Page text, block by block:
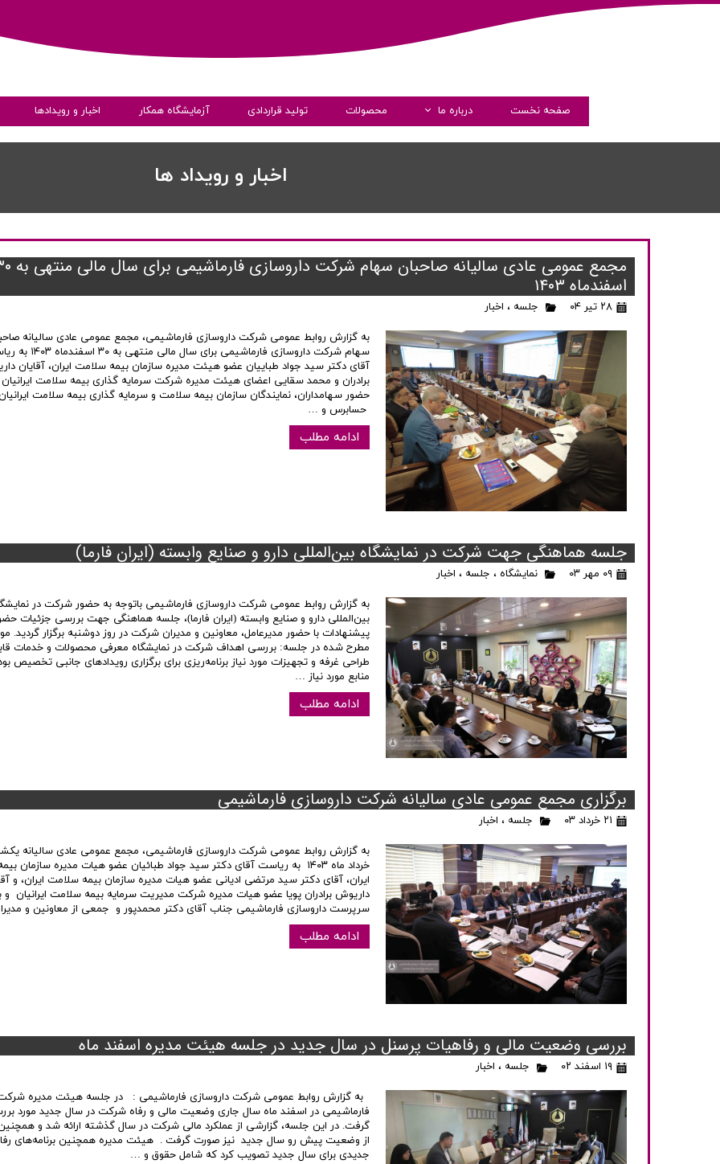
صفحه نخست درباره ما
گواهی نامه ها
شرکت های همکار
محصولات تولید قراردادی آزمایشگاه همکار اخبار و رویدادها
اخبار و رویداد ها
مجمع عمومی عادی سالیانه صاحبان
اسفندماه ۱۴۰۳
۲۸ تیر ۰۴ جلسه ، اخبار
به گزارش روابط عمومی شرکت داروسازی فارماشیمی، مجمع عمومی عادی سالیانه
سهام شرکت داروسازی فارماشیمی برای سال مالی
آقای دکتر سید جواد طباییان عضو هیئت مدیره سازمان بیمه سلامت ایران، آقایان
برادران و محمد سقایی اعضای هیئت مدیره شرکت سرمایه گذاری بیمه سلامت ایرانیان
حضور سهامداران، نمایندگان سازمان بیمه سلامت و سرمایه گذاری بیمه سلامت
حسابرس و …
ادامه مطلب
جلسه هماهنگی جهت شرکت در نمایشگاه بین‌المللی دارو و صنایع وابسته (ایران فارما)
۰۹ مهر ۰۳ نمایشگاه ، جلسه ، اخبار
به گزارش روابط عمومی شرکت داروسازی فارماشیمی باتوجه به حضور شرکت در
بین‌المللی دارو و صنایع وابسته (ایران فارما)، جلسه هماهنگی جهت بررسی جزئیات
پیشنهادات با حضور مدیرعامل، معاونین و مدیران شرکت در روز دوشنبه برگزار گردید.
مطرح شده در جلسه: بررسی اهداف شرکت در نمایشگاه معرفی محصولات و خدمات قابل
طراحی غرفه و تجهیزات مورد نیاز برنامه‌ریزی برای برگزاری رویدادهای جانبی تخصیص
منابع مورد نیاز …
ادامه مطلب
برگزاری مجمع عمومی عادی سالیانه شرکت داروسازی فارماشیمی
۲۱ خرداد ۰۳ جلسه ، اخبار
خرداد ماه ۱۴۰۳ به ریاست آقای دکتر سید جواد طبائیان عضو هیات مدیره سازمان
ایران، آقای دکتر سید مرتضی ادیانی عضو هیات مدیره سازمان بیمه سلامت ایران، و
داریوش برادران پویا عضو هیات مدیره شرکت مدیریت سرمایه بیمه سلامت ایرانیان و
سرپرست داروسازی فارماشیمی جناب آقای دکتر محمدپور و جمعی از معاونین و
ادامه مطلب
بررسی وضعیت مالی و رفاهیات پرسنل در سال جدید در جلسه هیئت مدیره اسفند ماه
۱۹ اسفند ۰۲ جلسه ، اخبار
به گزارش روابط عمومی شرکت داروسازی فارماشیمی : در جلسه هیئت مدیره
فارماشیمی در اسفند ماه سال جاری وضعیت مالی و رفاه شرکت در سال جدید مورد
گرفت. در این جلسه، گزارشی از عملکرد مالی شرکت در سال گذشته ارائه شد و
از وضعیت پیش رو سال جدید نیز صورت گرفت . هیئت مدیره همچنین برنامه‌های
جدیدی برای سال جدید تصویب کرد که شامل حقوق و …